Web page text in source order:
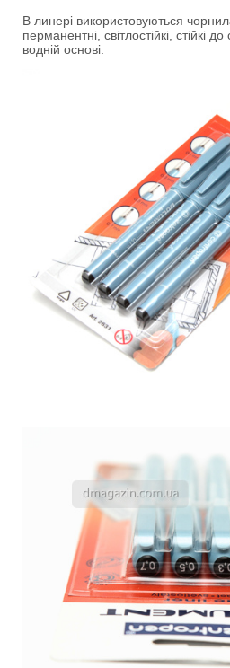
В линері використовуються
перманентні, світлостійкі, стійкі
водній основі.